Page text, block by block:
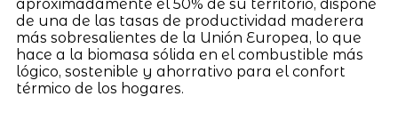
aproximadamente el 50% de su territorio, dispone
de una de las tasas de productividad maderera
más sobresalientes de la Unión Europea, lo que
hace a la biomasa sólida en el combustible más
lógico, sostenible y ahorrativo para el confort
térmico de los hogares.